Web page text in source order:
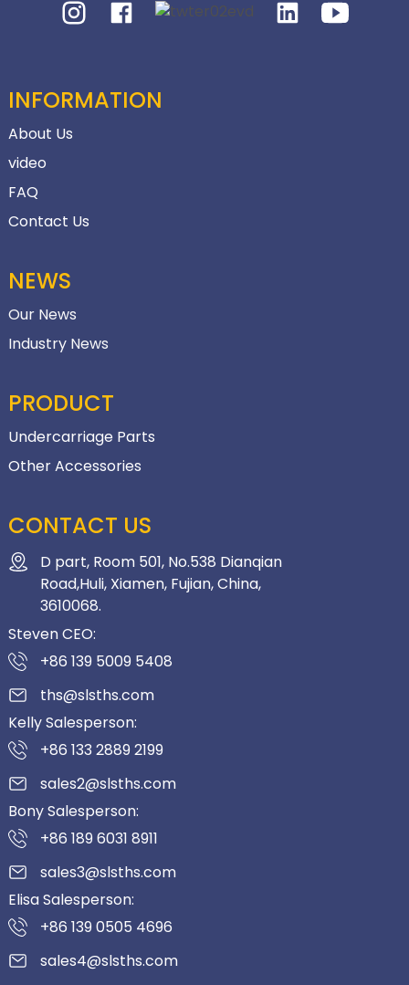
INFORMATION
About Us
video
FAQ
Contact Us
NEWS
Our News
Industry News
PRODUCT
Undercarriage Parts
Other Accessories
CONTACT US
D part, Room 501, No.538 Dianqian
Road,Huli, Xiamen, Fujian, China,
3610068.
Steven CEO:
+86 139 5009 5408
ths@slsths.com
Kelly Salesperson:
+86 133 2889 2199
sales2@slsths.com
Bony Salesperson:
+86 189 6031 8911
sales3@slsths.com
Elisa Salesperson:
+86 139 0505 4696
sales4@slsths.com